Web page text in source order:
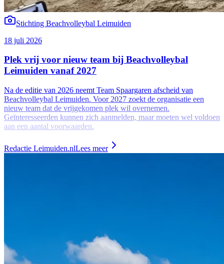
Stichting Beachvolleybal Leimuiden
18 juli 2026
Plek vrij voor nieuw team bij Beachvolleybal
Leimuiden vanaf 2027
Na de editie van 2026 neemt Team Spaargaren afscheid van
Beachvolleybal Leimuiden. Voor 2027 zoekt de organisatie een
nieuw team dat de vrijgekomen plek wil overnemen.
Geïnteresseerden kunnen zich aanmelden, maar moeten wel voldoen
aan een aantal voorwaarden.
Redactie Leimuiden.nlLees meer